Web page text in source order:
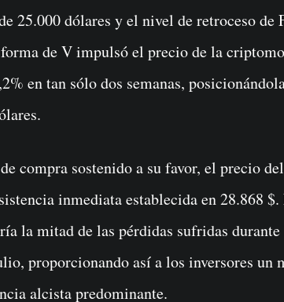
25.000 dólares y el nivel de retroceso de
de V impulsó el precio de la
en tan sólo dos semanas,
compra sostenido a su favor, el precio
inmediata establecida en 28.868
la mitad de las pérdidas sufridas
proporcionando así a los inversores un
alcista predominante.